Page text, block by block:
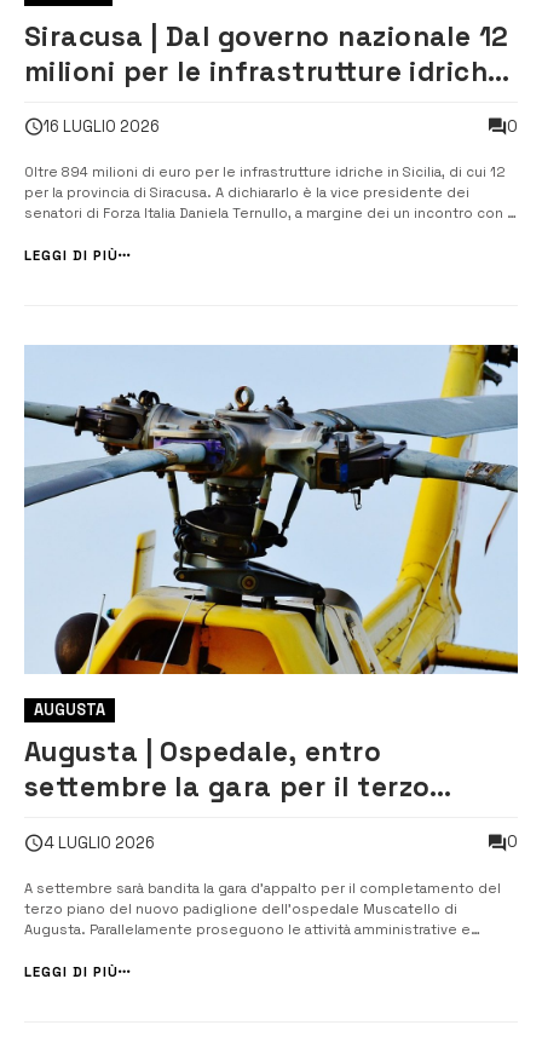
Siracusa | Dal governo nazionale 12
milioni per le infrastrutture idriche
16 LUGLIO 2026 0
Oltre 894 milioni di euro per le infrastrutture idriche in Sicilia, di cui 12
per la provincia di Siracusa. A dichiararlo è la vice presidente dei
senatori di Forza Italia Daniela Ternullo, a margine dei un incontro con il
trasporti, l’on. Tullio Ferrante. Per la provincia [&hell...
LEGGI DI PIÙ
AUGUSTA
Augusta | Ospedale, entro
settembre la gara per il terzo
l’operatività h24
4 LUGLIO 2026 0
A settembre sarà bandita la gara d’appalto per il completamento del
terzo piano del nuovo padiglione dell’ospedale Muscatello di
Augusta. Parallelamente proseguono le attività amministrative e
delle 24 ore. Sono gli aggiornamenti forniti dal commiss...
LEGGI DI PIÙ